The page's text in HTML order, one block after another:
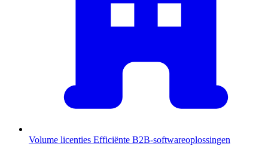
Volume licenties Efficiënte B2B-softwareoplossingen